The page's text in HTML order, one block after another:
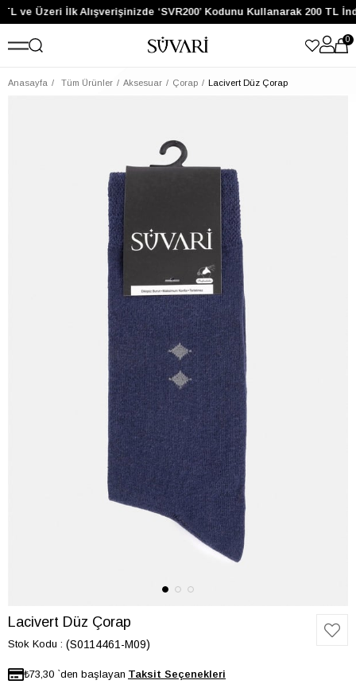
ve Üzeri İlk Alışverişinizde ‘SVR200’ Kodunu Kullanarak 200 TL
0
Anasayfa Tüm Ürünler Aksesuar Çorap Lacivert Düz Çorap
Lacivert Düz Çorap
Stok Kodu (S0114461-M09)
₺73,30 `den başlayan